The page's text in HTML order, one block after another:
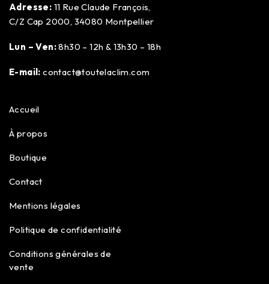
Adresse: 11 Rue Claude François,
C/Z Cap 2000, 34080 Montpellier
Lun – Ven:8h30 – 12h & 13h30 – 18h
E-mail: contact@toutelaclim.com
Accueil
À propos
Boutique
Contact
Mentions légales
Politique de confidentialité
Conditions générales de
vente